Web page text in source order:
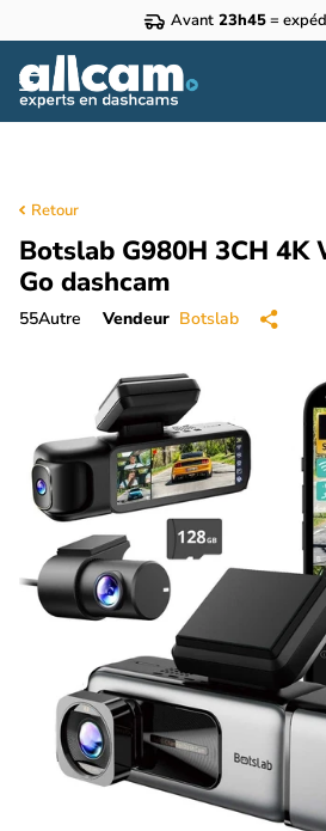
Avant 23h45=
Retour
Botslab G980H 3CH 4K
Go dashcam
55Autre Vendeur Botslab